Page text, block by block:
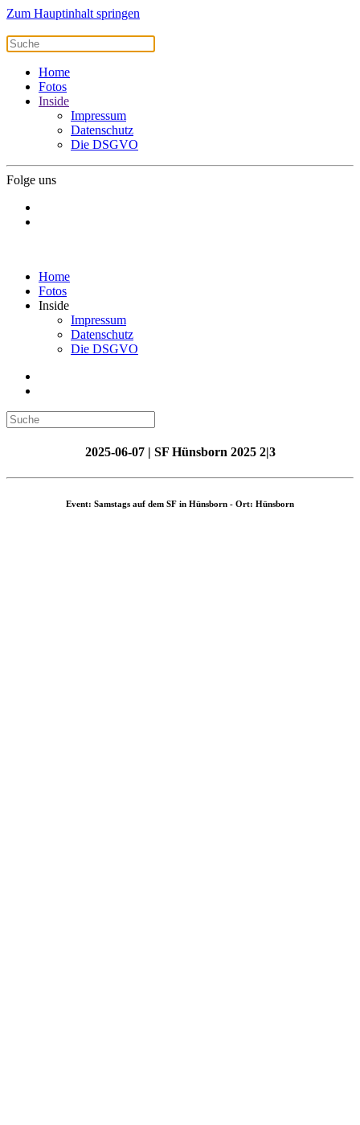
Zum Hauptinhalt springen
Home
Fotos
Inside
Impressum
Datenschutz
Die DSGVO
Folge uns
Home
Fotos
Inside
Impressum
Datenschutz
Die DSGVO
2025-06-07 | SF Hünsborn 2025 2|3
Event: Samstags auf dem SF in Hünsborn - Ort: Hünsborn